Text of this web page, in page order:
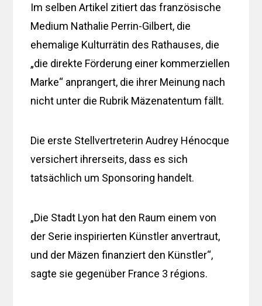
Im selben Artikel zitiert das französische
Medium Nathalie Perrin-Gilbert, die
ehemalige Kulturrätin des Rathauses, die
„die direkte Förderung einer kommerziellen
Marke“ anprangert, die ihrer Meinung nach
nicht unter die Rubrik Mäzenatentum fällt.
Die erste Stellvertreterin Audrey Hénocque
versichert ihrerseits, dass es sich
tatsächlich um Sponsoring handelt.
„Die Stadt Lyon hat den Raum einem von
der Serie inspirierten Künstler anvertraut,
und der Mäzen finanziert den Künstler“,
sagte sie gegenüber France 3 régions.